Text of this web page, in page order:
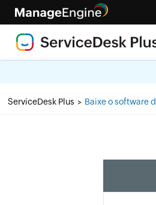
ServiceDesk Plus > Baixe o software